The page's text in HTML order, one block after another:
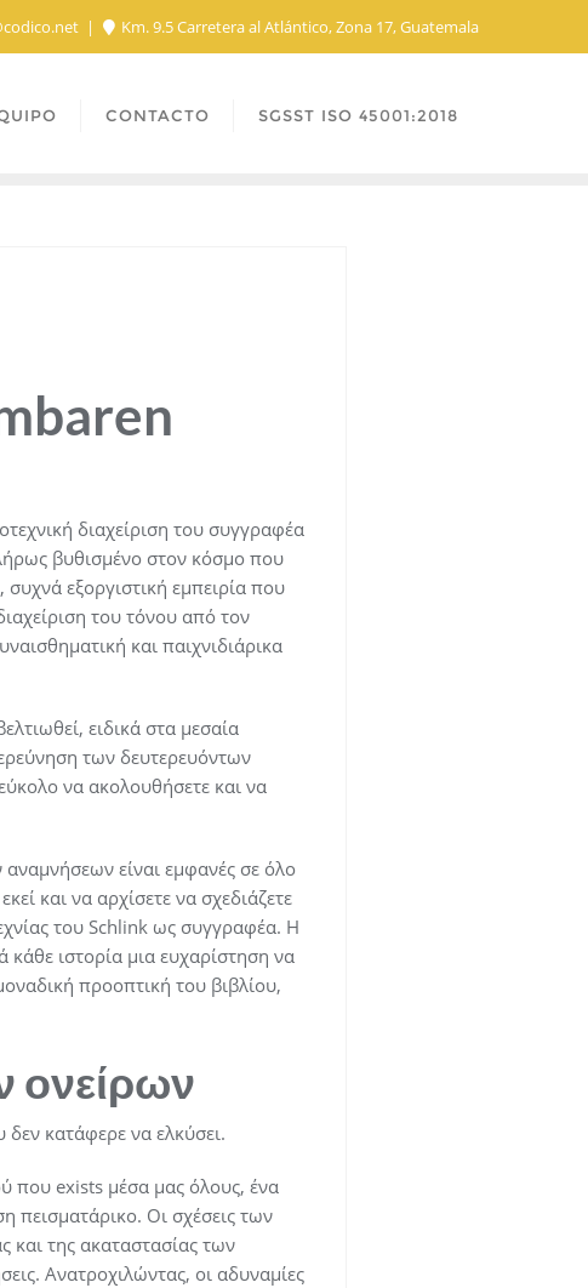
Km. 9.5 Carretera al Atlántico, Zona 17, Guatemala
CONTACTO SGSST ISO 45001:2018
διαχείριση του συγγραφέα
βυθισμένο στον κόσμο που
εξοργιστική εμπειρία που
του τόνου από τον
και παιχνιδιάρικα
ειδικά στα μεσαία
των δευτερευόντων
να ακολουθήσετε και να
είναι εμφανές σε όλο
και να αρχίσετε να σχεδιάζετε
του Schlink ως συγγραφέα. Η
ιστορία μια ευχαρίστηση να
προοπτική του βιβλίου,
ονείρων
κατάφερε να ελκύσει.
που exists μέσα μας όλους, ένα
πεισματάρικο. Οι σχέσεις των
και της ακαταστασίας των
Ανατροχιλώντας, οι αδυναμίες